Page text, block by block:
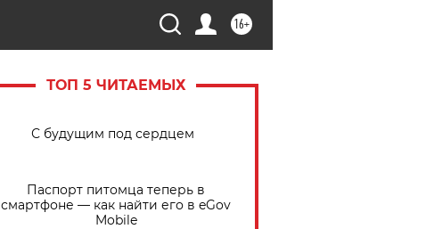
16+
ТОП 5 ЧИТАЕМЫХ
С будущим под сердцем
Паспорт питомца теперь в
смартфоне — как найти его в eGov
Mobile